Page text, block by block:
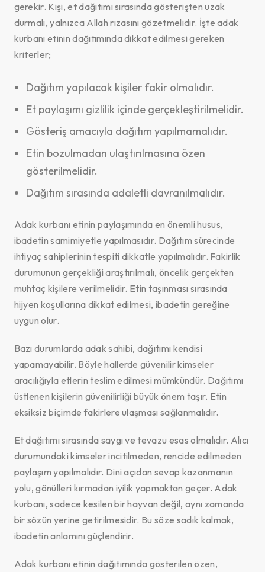
gerekir. Kişi, et dağıtımı sırasında gösterişten uzak
durmalı, yalnızca Allah rızasını gözetmelidir. İşte adak
kurbanı etinin dağıtımında dikkat edilmesi gereken
kriterler;
Dağıtım yapılacak kişiler fakir olmalıdır.
Et paylaşımı gizlilik içinde gerçekleştirilmelidir.
Gösteriş amacıyla dağıtım yapılmamalıdır.
Etin bozulmadan ulaştırılmasına özen
gösterilmelidir.
Dağıtım sırasında adaletli davranılmalıdır.
Adak kurbanı etinin paylaşımında en önemli husus,
ibadetin samimiyetle yapılmasıdır. Dağıtım sürecinde
ihtiyaç sahiplerinin tespiti dikkatle yapılmalıdır. Fakirlik
durumunun gerçekliği araştırılmalı, öncelik gerçekten
muhtaç kişilere verilmelidir. Etin taşınması sırasında
hijyen koşullarına dikkat edilmesi, ibadetin gereğine
uygun olur.
Bazı durumlarda adak sahibi, dağıtımı kendisi
yapamayabilir. Böyle hallerde güvenilir kimseler
aracılığıyla etlerin teslim edilmesi mümkündür. Dağıtımı
üstlenen kişilerin güvenilirliği büyük önem taşır. Etin
eksiksiz biçimde fakirlere ulaşması sağlanmalıdır.
Et dağıtımı sırasında saygı ve tevazu esas olmalıdır. Alıcı
durumundaki kimseler incitilmeden, rencide edilmeden
paylaşım yapılmalıdır. Dini açıdan sevap kazanmanın
yolu, gönülleri kırmadan iyilik yapmaktan geçer. Adak
kurbanı, sadece kesilen bir hayvan değil, aynı zamanda
bir sözün yerine getirilmesidir. Bu söze sadık kalmak,
ibadetin anlamını güçlendirir.
Adak kurbanı etinin dağıtımında gösterilen özen,